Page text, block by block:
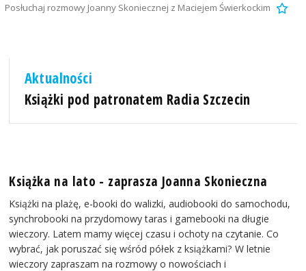
Posłuchaj rozmowy Joanny Skoniecznej z Maciejem Świerkockim
Aktualności
Książki pod patronatem Radia Szczecin
Książka na lato - zaprasza Joanna Skonieczna
Książki na plażę, e-booki do walizki, audiobooki do samochodu,
synchrobooki na przydomowy taras i gamebooki na długie
wieczory. Latem mamy więcej czasu i ochoty na czytanie. Co
wybrać, jak poruszać się wśród półek z książkami? W letnie
wieczory zapraszam na rozmowy o nowościach i